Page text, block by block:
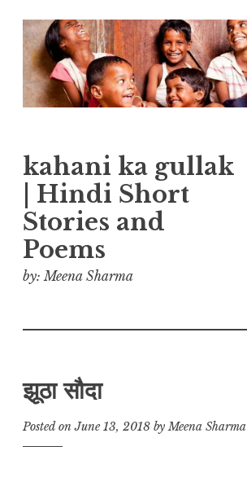
Skip
to
content
kahani ka gullak
| Hindi Short
Stories and
Poems
by: Meena Sharma
झूठा सौदा
Posted onJune 13, 2018 byMeena Sharma